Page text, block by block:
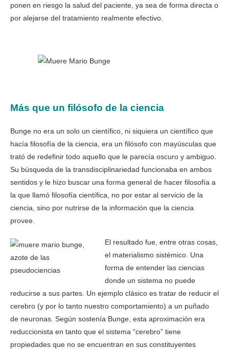
ponen en riesgo la salud del paciente, ya sea de forma directa o
por alejarse del tratamiento realmente efectivo.
Más que un filósofo de la ciencia
Bunge no era un solo un científico, ni siquiera un científico que
hacía filosofía de la ciencia, era un filósofo con mayúsculas que
trató de redefinir todo aquello que le parecía oscuro y ambiguo.
Su búsqueda de la transdisciplinariedad funcionaba en ambos
sentidos y le hizo buscar una forma general de hacer filosofía a
la que llamó filosofía científica, no por estar al servicio de la
ciencia, sino por nutrirse de la información que la ciencia
provee.
El resultado fue, entre otras cosas,
el materialismo sistémico. Una
forma de entender las ciencias
donde un sistema no puede
reducirse a sus partes. Un ejemplo clásico es tratar de reducir el
cerebro (y por lo tanto nuestro comportamiento) a un puñado
de neuronas. Según sostenía Bunge, esta aproximación era
reduccionista en tanto que el sistema “cerebro” tiene
propiedades que no se encuentran en sus constituyentes